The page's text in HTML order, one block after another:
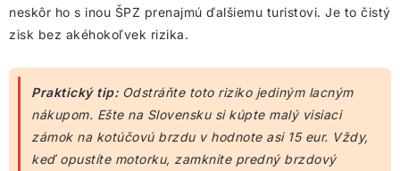
neskôr ho s inou ŠPZ prenajmú ďalšiemu turistovi. Je to čistý
zisk bez akéhokoľvek rizika.
Praktický tip:Odstráňte toto riziko jediným lacným
nákupom. Ešte na Slovensku si kúpte malý visiaci
zámok na kotúčovú brzdu v hodnote asi 15 eur. Vždy,
keď opustíte motorku, zamknite predný brzdový